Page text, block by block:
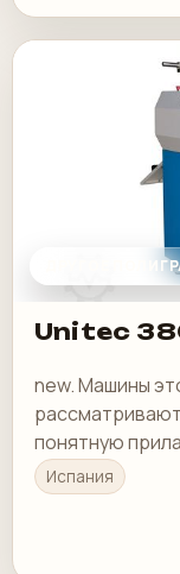
ДРУГОЕ
Unitec
new. Машины
понятную
Испания